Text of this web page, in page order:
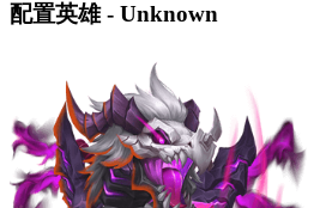
配置英雄 - Unknown